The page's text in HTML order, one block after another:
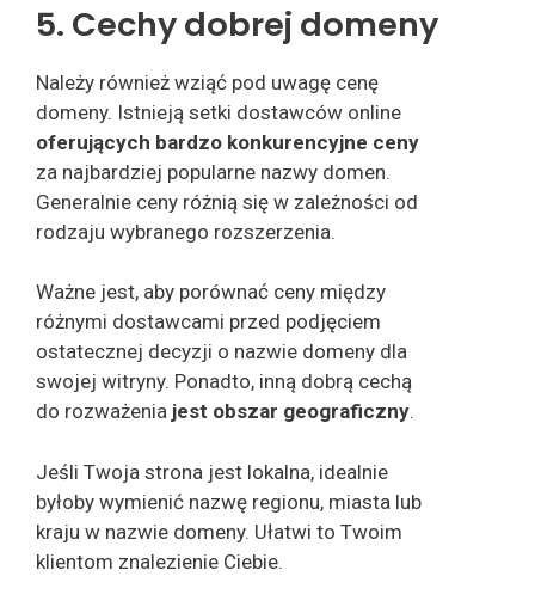
5. Cechy dobrej domeny
Należy również wziąć pod uwagę cenę
domeny. Istnieją setki dostawców online
oferujących bardzo konkurencyjne ceny
za najbardziej popularne nazwy domen.
Generalnie ceny różnią się w zależności od
rodzaju wybranego rozszerzenia.
Ważne jest, aby porównać ceny między
różnymi dostawcami przed podjęciem
ostatecznej decyzji o nazwie domeny dla
swojej witryny. Ponadto, inną dobrą cechą
do rozważenia jest obszar geograficzny.
Jeśli Twoja strona jest lokalna, idealnie
byłoby wymienić nazwę regionu, miasta lub
kraju w nazwie domeny. Ułatwi to Twoim
klientom znalezienie Ciebie.